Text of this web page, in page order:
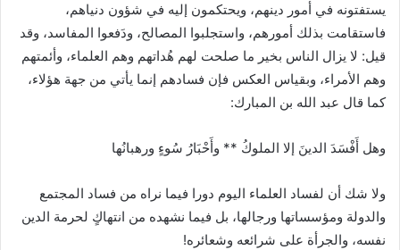
يستفتونه في أمور دينهم، ويحتكمون إليه في شؤون دنياهم،
فاستقامت بذلك أمورهم، واستجلبوا المصالح، ودَفعوا المفاسد، وقد
قيل: لا يزال الناس بخير ما صلحت لهم هُداتهم وهم العلماء، وأئمتهم
وهم الأمراء، وبقياس العكس فإن فسادهم إنما يأتي من جهة هؤلاء،
كما قال عبد الله بن المبارك:
وهل أَفْسَدَ الدينَ إلا الملوكُ ** وأَحْبَارُ سُوءٍ ورهبانُها
ولا شك أن لفساد العلماء اليوم دورا فيما نراه من فساد المجتمع
والدولة ومؤسساتها ورجالها، بل فيما نشهده من انتهاكٍ لحرمة الدين
نفسه، والجرأة على شرائعه وشعائره!